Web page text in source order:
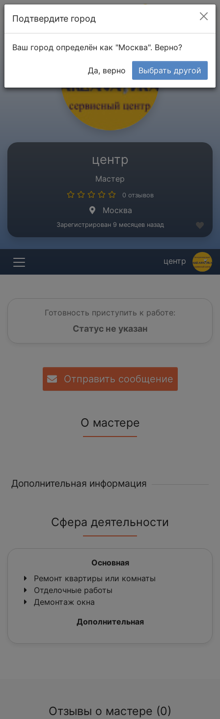
центр
Мастер
0 отзывов
Москва
Зарегистрирован 9 месяцев назад
центр
Готовность приступить к работе:
Статус не указан
Отправить сообщение
О мастере
Дополнительная информация
Сфера деятельности
Основная
Ремонт квартиры или комнаты
Отделочные работы
Демонтаж окна
Дополнительная
Отзывы о мастере (0)
Подтвердите город
Ваш город определён как "Москва". Верно?
Да, верно Выбрать другой